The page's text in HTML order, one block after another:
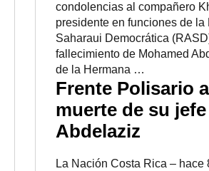
condolencias al compañero
presidente en funciones de
Saharaui Democrática
fallecimiento de Mohamed
de la Hermana …
Frente Polisario
muerte de su
Abdelaziz
La Nación Costa Rica – ‎hace